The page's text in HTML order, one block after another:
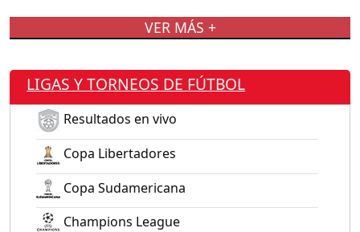
VER MÁS +
LIGAS Y TORNEOS DE FÚTBOL
Resultados en vivo
Copa Libertadores
Copa Sudamericana
Champions League